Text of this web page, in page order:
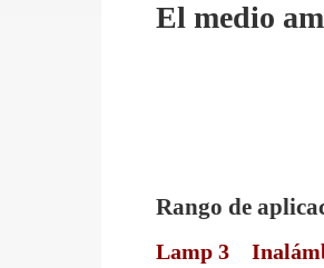
El medio
Rango de
Lamp 3